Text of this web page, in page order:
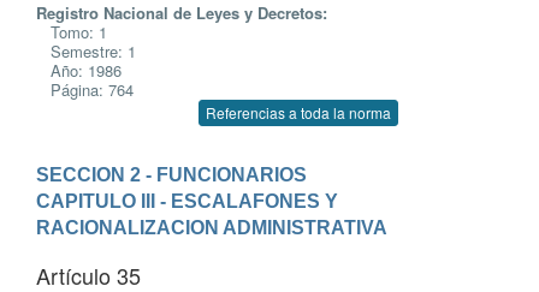
Registro Nacional de Leyes y Decretos:
Tomo: 1
Semestre: 1
Año: 1986
Página: 764
Referencias a toda la norma
SECCION 2 - FUNCIONARIOS
CAPITULO III - ESCALAFONES Y
RACIONALIZACION ADMINISTRATIVA
Artículo 35